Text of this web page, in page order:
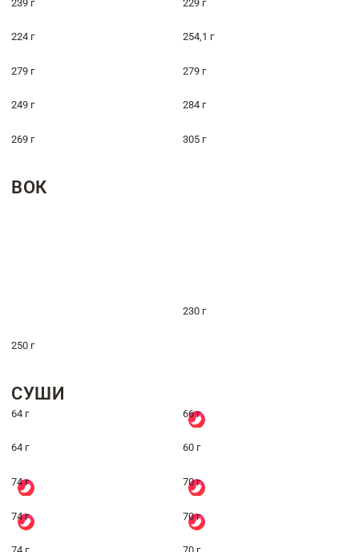
239 г 229 г
224 г 254,1 г
279 г 279 г
249 г 284 г
269 г 305 г
ВОК
230 г
250 г
СУШИ
64 г 66 г
64 г 60 г
74 г 70 г
74 г 70 г